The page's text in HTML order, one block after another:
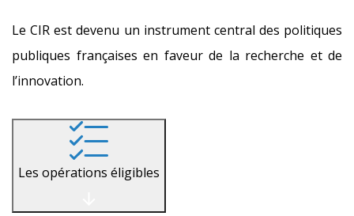
Le CIR est devenu un instrument central des politiques
publiques françaises en faveur de la recherche et de
l’innovation.
Les opérations éligibles